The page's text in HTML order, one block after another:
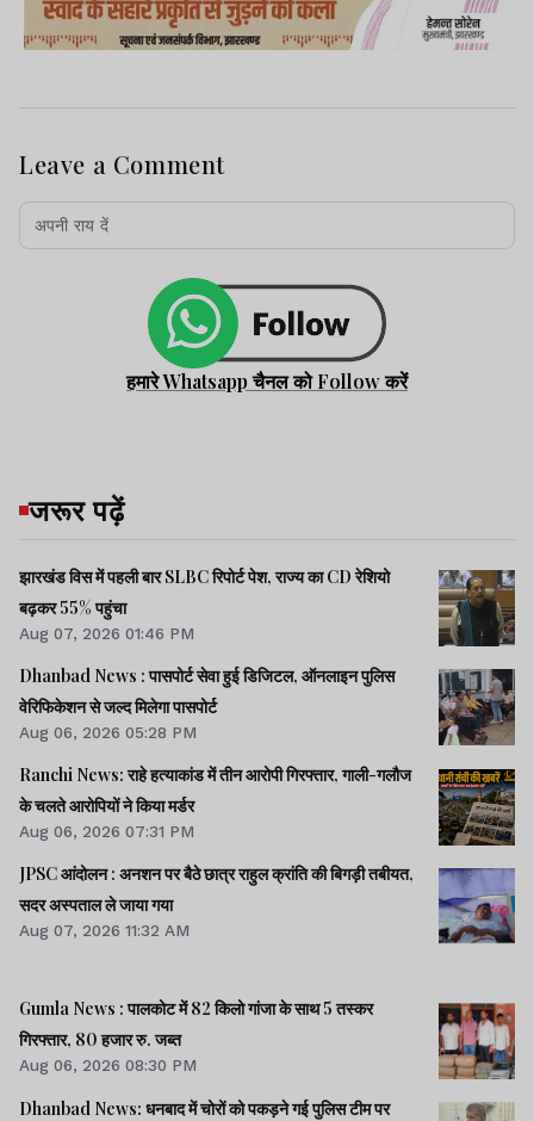
Leave a Comment
हमारे Whatsapp चैनल को Follow करें
जरूर पढ़ें
झारखंड विस में पहली बार SLBC रिपोर्ट पेश, राज्य का CD रेशियो
बढ़कर 55% पहुंचा
Aug 07, 2026 01:46 PM
Dhanbad News : पासपोर्ट सेवा हुई डिजिटल, ऑनलाइन पुलिस
वेरिफिकेशन से जल्द मिलेगा पासपोर्ट
Aug 06, 2026 05:28 PM
Ranchi News: राहे हत्याकांड में तीन आरोपी गिरफ्तार, गाली-गलौज
के चलते आरोपियों ने किया मर्डर
Aug 06, 2026 07:31 PM
JPSC आंदोलन : अनशन पर बैठे छात्र राहुल क्रांति की बिगड़ी तबीयत,
सदर अस्पताल ले जाया गया
Aug 07, 2026 11:32 AM
Gumla News : पालकोट में 82 किलो गांजा के साथ 5 तस्कर
गिरफ्तार, 80 हजार रु. जब्त
Aug 06, 2026 08:30 PM
Dhanbad News: धनबाद में चोरों को पकड़ने गई पुलिस टीम पर